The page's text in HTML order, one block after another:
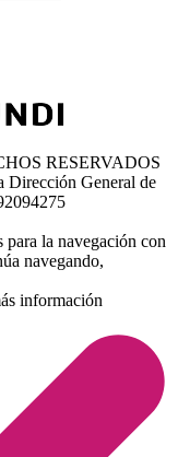
RESERVADOS
Dirección General de
para la navegación con
navegando,
información